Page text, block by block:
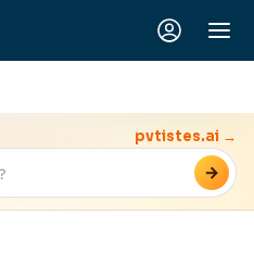
→
pvtistes.ai →